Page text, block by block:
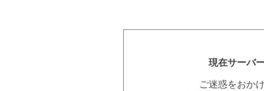
現在サーバ
ご迷惑をおか